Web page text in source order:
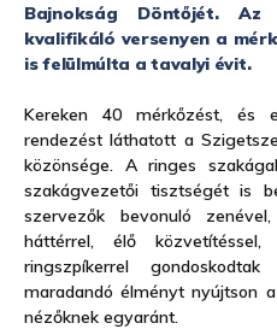
Bajnokság Döntőjét.
kvalifikáló versenyen a
is felülmúlta a tavalyi évit.
Kereken 40 mérkőzést, és
rendezést láthatott a
közönsége. A ringes
szakágvezetői tisztségét is
szervezők bevonuló
háttérrel, élő közvetítéssel,
ringszpíkerrel
maradandó élményt nyújtson
nézőknek egyaránt.